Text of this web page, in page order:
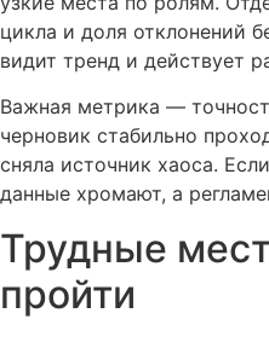
цикла и доля отклонений
видит тренд и действует
Важная метрика —
черновик стабильно
сняла источник хаоса.
данные хромают, а
Трудные
пройти